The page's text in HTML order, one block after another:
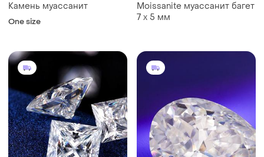
Камень муассанит
One size
Moissanite муассанит багет
7 х 5 мм